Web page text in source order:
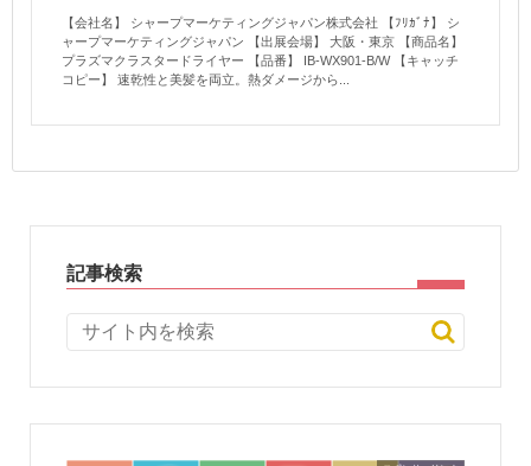
【会社名】 シャープマーケティングジャパン株式会社 【ﾌﾘｶﾞﾅ】 シ
ャープマーケティングジャパン 【出展会場】 大阪・東京 【商品名】
プラズマクラスタードライヤー 【品番】 IB-WX901-B/W 【キャッチ
コピー】 速乾性と美髪を両立。熱ダメージから...
記事検索